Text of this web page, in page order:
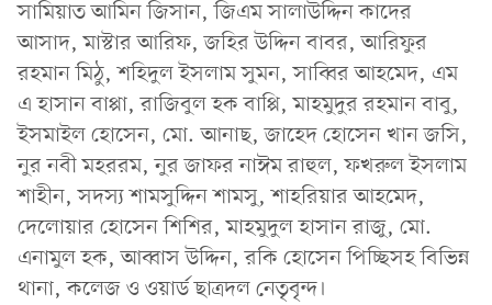
সামিয়াত আমিন জিসান, জিএম সালাউদ্দিন কাদের
আসাদ, মাস্টার আরিফ, জহির উদ্দিন বাবর, আরিফুর
রহমান মিঠু, শহিদুল ইসলাম সুমন, সাব্বির আহমেদ, এম
এ হাসান বাপ্পা, রাজিবুল হক বাপ্পি, মাহমুদুর রহমান বাবু,
ইসমাইল হোসেন, মো. আনাছ, জাহেদ হোসেন খান জসি,
নুর নবী মহররম, নুর জাফর নাঈম রাহুল, ফখরুল ইসলাম
শাহীন, সদস্য শামসুদ্দিন শামসু, শাহরিয়ার আহমেদ,
দেলোয়ার হোসেন শিশির, মাহমুদুল হাসান রাজু, মো.
এনামুল হক, আব্বাস উদ্দিন, রকি হোসেন পিচ্ছিসহ বিভিন্ন
থানা, কলেজ ও ওয়ার্ড ছাত্রদল নেতৃবৃন্দ।